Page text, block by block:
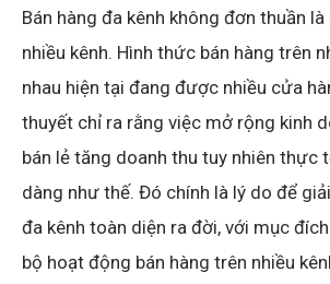
Bán hàng đa kênh không đơn thuần
nhiều kênh. Hình thức bán hàng trên
nhau hiện tại đang được nhiều cửa
thuyết chỉ ra rằng việc mở rộng kinh
bán lẻ tăng doanh thu tuy nhiên thực
dàng như thế. Đó chính là lý do để
đa kênh toàn diện ra đời, với mục
bộ hoạt động bán hàng trên nhiều